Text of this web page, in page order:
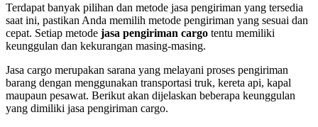
Terdapat banyak pilihan dan metode jasa pengiriman yang tersedia
saat ini, pastikan Anda memilih metode pengiriman yang sesuai dan
cepat. Setiap metode jasa pengiriman cargo tentu memiliki
keunggulan dan kekurangan masing-masing.
Jasa cargo merupakan sarana yang melayani proses pengiriman
barang dengan menggunakan transportasi truk, kereta api, kapal
maupaun pesawat. Berikut akan dijelaskan beberapa keunggulan
yang dimiliki jasa pengiriman cargo.